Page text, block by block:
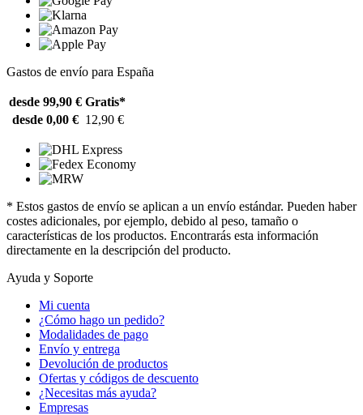
Gastos de envío para España
desde 99,90 € Gratis*
desde 0,00 € 12,90 €
* Estos gastos de envío se aplican a un envío estándar. Pueden haber
costes adicionales, por ejemplo, debido al peso, tamaño o
características de los productos. Encontrarás esta información
directamente en la descripción del producto.
Ayuda y Soporte
Mi cuenta
¿Cómo hago un pedido?
Modalidades de pago
Envío y entrega
Devolución de productos
Ofertas y códigos de descuento
¿Necesitas más ayuda?
Empresas